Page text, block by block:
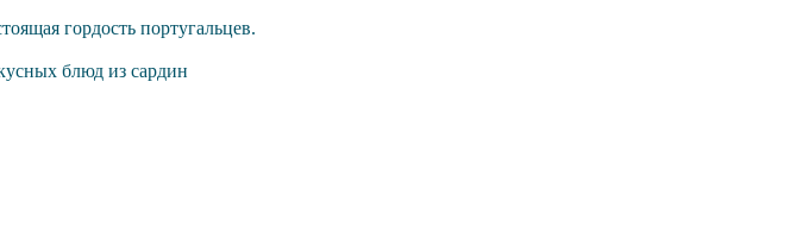
гордость португальцев.
блюд из сардин